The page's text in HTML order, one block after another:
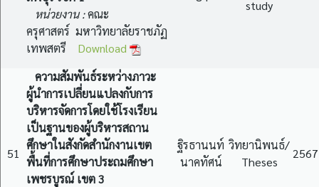
หน่วยงาน :คณะ
ครุศาสตร์ มหาวิทยาลัยราชภัฏ
เทพสตรี Download
study
51
ความสัมพันธ์ระหว่างภาวะ
ผู้นำการเปลี่ยนแปลงกับการ
บริหารจัดการโดยใช้โรงเรียน
เป็นฐานของผู้บริหารสถาน
ศึกษาในสังกัดสำนักงานเขต
พื้นที่การศึกษาประถมศึกษา
เพชรบูรณ์ เขต 3
ฐิรธานนท์
นาคทัศน์
วิทยานิพนธ์/
Theses
2567